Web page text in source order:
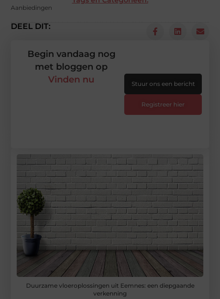
Aanbiedingen
DEEL DIT:
Duurzame vloeroplossingen uit Eemnes: een diepgaande
verkenning
Begin vandaag nog
met bloggen op
Vinden nu
Stuur ons een bericht
Registreer hier